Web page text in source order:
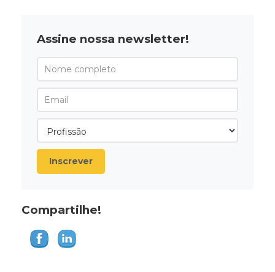
Assine nossa newsletter!
Inscrever
Compartilhe!